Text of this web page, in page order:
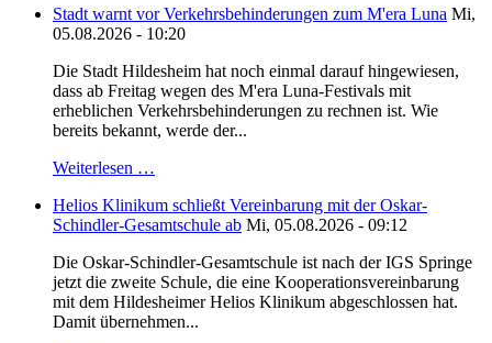
Stadt warnt vor Verkehrsbehinderungen zum M'era Luna Mi,
05.08.2026 - 10:20
Die Stadt Hildesheim hat noch einmal darauf hingewiesen,
dass ab Freitag wegen des M'era Luna-Festivals mit
erheblichen Verkehrsbehinderungen zu rechnen ist. Wie
bereits bekannt, werde der...
Weiterlesen …
Helios Klinikum schließt Vereinbarung mit der Oskar-
Schindler-Gesamtschule ab Mi, 05.08.2026 - 09:12
Die Oskar-Schindler-Gesamtschule ist nach der IGS Springe
jetzt die zweite Schule, die eine Kooperationsvereinbarung
mit dem Hildesheimer Helios Klinikum abgeschlossen hat.
Damit übernehmen...